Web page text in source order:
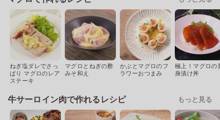
ねぎ塩ダレでさっ
ぱり マグロのレア
ステーキ
マグロとねぎの酢
みそ和え
かぶとマグロのフ
ラワーおつまみ
極上！マグロの
身漬け丼
牛サーロイン肉で作れるレシピ もっと見る